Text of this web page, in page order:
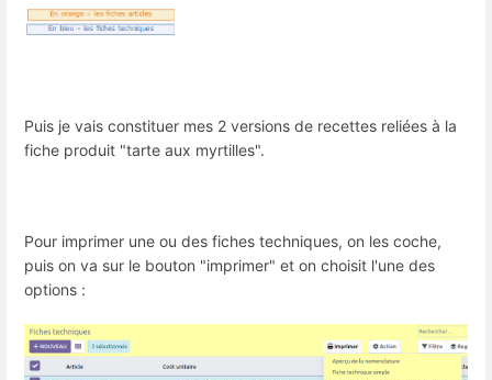
Puis je vais constituer mes 2 versions de recettes reliées à la
fiche produit "tarte aux myrtilles".
Pour imprimer une ou des fiches techniques, on les coche,
puis on va sur le bouton "imprimer" et on choisit l'une des
options :